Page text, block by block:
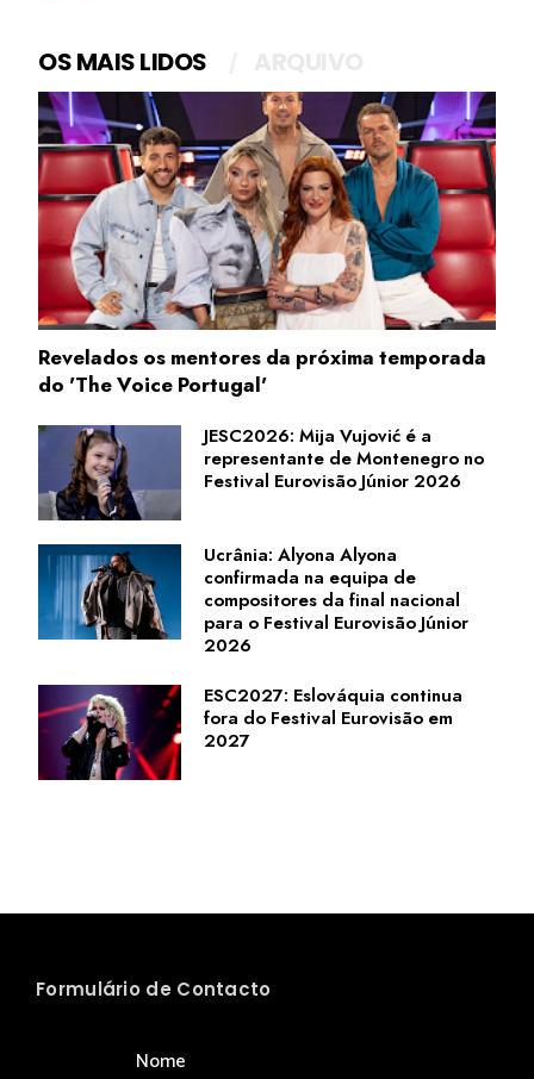
OS MAIS LIDOS
Revelados os mentores da próxima temporada
do 'The Voice Portugal'
JESC2026: Mija Vujović é a
representante de Montenegro no
Festival Eurovisão Júnior 2026
Ucrânia: Alyona Alyona
confirmada na equipa de
compositores da final nacional
para o Festival Eurovisão Júnior
2026
ESC2027: Eslováquia continua
fora do Festival Eurovisão em
2027
Formulário de Contacto
Nome